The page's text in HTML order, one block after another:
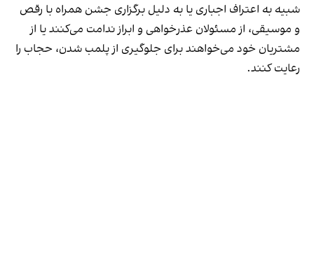
شبیه به اعتراف اجباری یا به دلیل برگزاری جشن همراه با رقص
و موسیقی، از مسئولان عذرخواهی و ابراز ندامت می‌کنند یا از
مشتریان خود می‌خواهند برای جلوگیری از پلمب شدن، حجاب را
رعایت کنند.